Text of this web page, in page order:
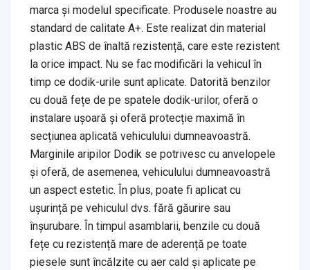
marca și modelul specificate. Produsele noastre au
standard de calitate A+. Este realizat din material
plastic ABS de înaltă rezistență, care este rezistent
la orice impact. Nu se fac modificări la vehicul în
timp ce dodik-urile sunt aplicate. Datorită benzilor
cu două fețe de pe spatele dodik-urilor, oferă o
instalare ușoară și oferă protecție maximă în
secțiunea aplicată vehiculului dumneavoastră.
Marginile aripilor Dodik se potrivesc cu anvelopele
și oferă, de asemenea, vehiculului dumneavoastră
un aspect estetic. În plus, poate fi aplicat cu
ușurință pe vehiculul dvs. fără găurire sau
înșurubare. În timpul asamblarii, benzile cu două
fețe cu rezistență mare de aderență pe toate
piesele sunt încălzite cu aer cald și aplicate pe